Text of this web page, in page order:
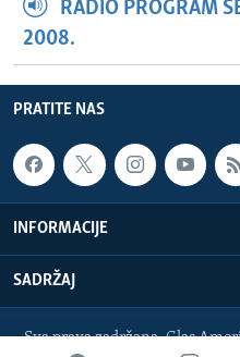
RADIO PROGRAM
2008.
PRATITE NAS
INFORMACIJE
SADRŽAJ
Sva prava zadržana. Glas